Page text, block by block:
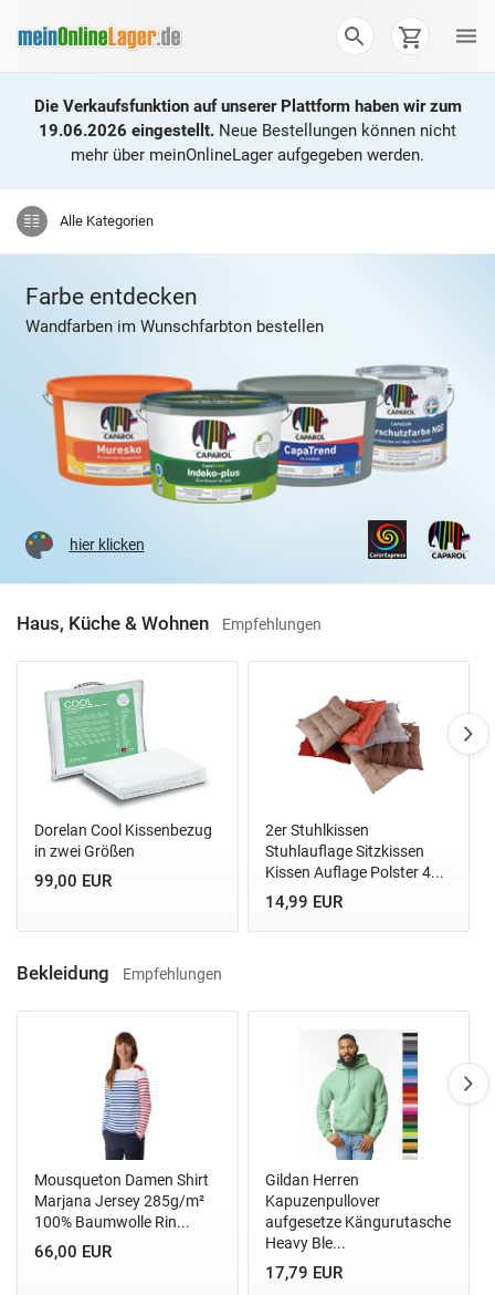
Die Verkaufsfunktion auf unserer Plattform haben wir zum
19.06.2026 eingestellt. Neue Bestellungen können nicht
mehr über meinOnlineLager aufgegeben werden.
Alle Kategorien
Farbe entdecken
Wandfarben im Wunschfarbton bestellen
hier klicken
Haus, Küche & Wohnen Empfehlungen
Dorelan Cool Kissenbezug
in zwei Größen
99,00 EUR
2er Stuhlkissen
Stuhlauflage Sitzkissen
Kissen Auflage Polster 4...
14,99 EUR
Bekleidung Empfehlungen
Mousqueton Damen Shirt
Marjana Jersey 285g/m²
100% Baumwolle Rin...
66,00 EUR
Gildan Herren
Kapuzenpullover
aufgesetze Kängurutasche
Heavy Ble...
17,79 EUR